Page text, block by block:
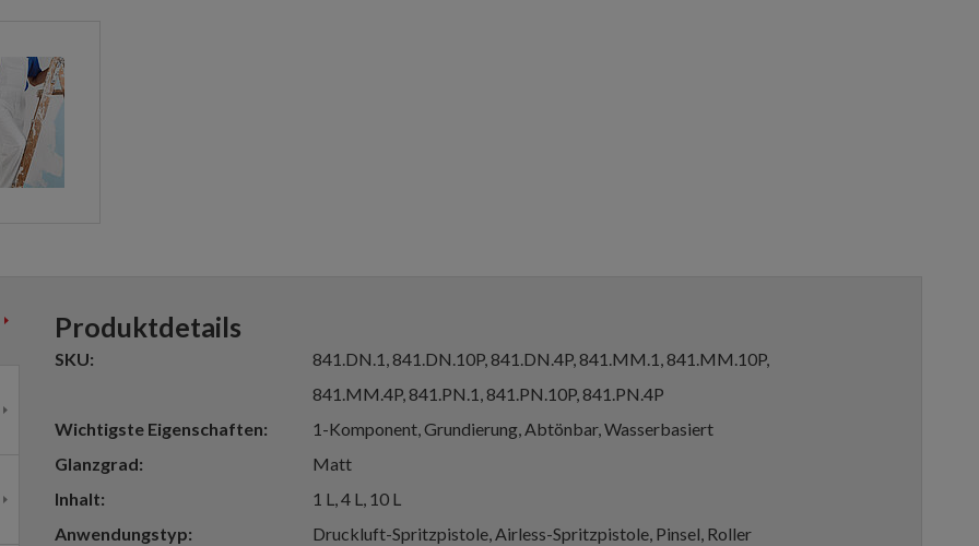
Produktdetails
SKU
841.DN.1, 841.DN.10P, 841.DN.4P, 841.MM.1, 841.MM.10P,
841.MM.4P, 841.PN.1, 841.PN.10P, 841.PN.4P
Wichtigste Eigenschaften
1-Komponent, Grundierung, Abtönbar, Wasserbasiert
Glanzgrad
Matt
Inhalt
1 L, 4 L, 10 L
Anwendungstyp
Druckluft-Spritzpistole, Airless-Spritzpistole, Pinsel, Roller